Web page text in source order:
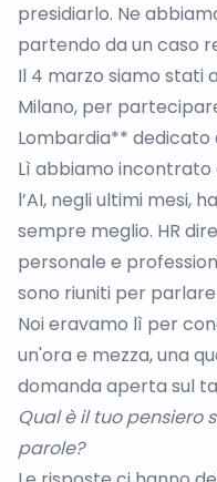
presidiarlo. Ne
partendo da un caso
Il 4 marzo siamo stati
Milano, per
Lombardia** dedicato
Lì abbiamo
l’AI, negli ultimi mesi,
sempre meglio. HR
personale e
sono riuniti per
Noi eravamo lì per
un'ora e mezza, una
domanda aperta sul
Qual è il tuo pensiero
parole?